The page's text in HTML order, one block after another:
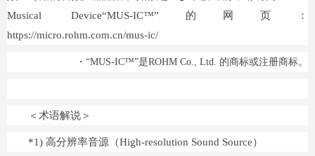
Musical Device“MUS-IC™”的网页：
https://micro.rohm.com.cn/mus-ic/
・“MUS-IC™”是ROHM Co., Ltd. 的商标或注册商标。
＜术语解说＞
*1) 高分辨率音源（High-resolution Sound Source）